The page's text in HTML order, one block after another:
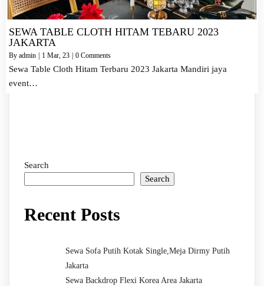
SEWA TABLE CLOTH HITAM TEBARU 2023
JAKARTA
By admin 1 Mar, 23 0 Comments
Sewa Table Cloth Hitam Terbaru 2023 Jakarta Mandiri jaya
event…
Search
Search
Recent Posts
Sewa Sofa Putih Kotak Single,Meja Dirmy Putih
Jakarta
Sewa Backdrop Flexi Korea Area Jakarta